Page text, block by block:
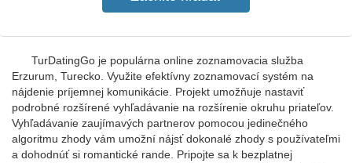
TurDatingGo je populárna online zoznamovacia služba
Erzurum, Turecko. Využite efektívny zoznamovací systém na
nájdenie príjemnej komunikácie. Projekt umožňuje nastaviť
podrobné rozšírené vyhľadávanie na rozšírenie okruhu priateľov.
Vyhľadávanie zaujímavých partnerov pomocou jedinečného
algoritmu zhody vám umožní nájsť dokonalé zhody s používateľmi
a dohodnúť si romantické rande. Pripojte sa k bezplatnej